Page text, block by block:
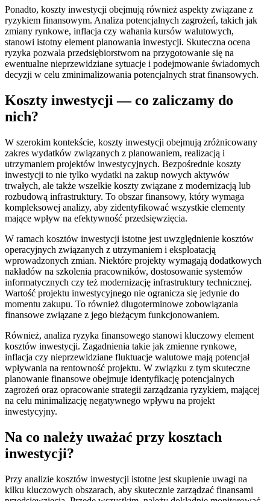
Ponadto, koszty inwestycji obejmują również aspekty związane z
ryzykiem finansowym. Analiza potencjalnych zagrożeń, takich jak
zmiany rynkowe, inflacja czy wahania kursów walutowych,
stanowi istotny element planowania inwestycji. Skuteczna ocena
ryzyka pozwala przedsiębiorstwom na przygotowanie się na
ewentualne nieprzewidziane sytuacje i podejmowanie świadomych
decyzji w celu zminimalizowania potencjalnych strat finansowych.
Koszty inwestycji — co zaliczamy do
nich?
W szerokim kontekście, koszty inwestycji obejmują zróżnicowany
zakres wydatków związanych z planowaniem, realizacją i
utrzymaniem projektów inwestycyjnych. Bezpośrednie koszty
inwestycji to nie tylko wydatki na zakup nowych aktywów
trwałych, ale także wszelkie koszty związane z modernizacją lub
rozbudową infrastruktury. To obszar finansowy, który wymaga
kompleksowej analizy, aby zidentyfikować wszystkie elementy
mające wpływ na efektywność przedsięwzięcia.
W ramach kosztów inwestycji istotne jest uwzględnienie kosztów
operacyjnych związanych z utrzymaniem i eksploatacją
wprowadzonych zmian. Niektóre projekty wymagają dodatkowych
nakładów na szkolenia pracowników, dostosowanie systemów
informatycznych czy też modernizację infrastruktury technicznej.
Wartość projektu inwestycyjnego nie ogranicza się jedynie do
momentu zakupu. To również długoterminowe zobowiązania
finansowe związane z jego bieżącym funkcjonowaniem.
Również, analiza ryzyka finansowego stanowi kluczowy element
kosztów inwestycji. Zagadnienia takie jak zmienne rynkowe,
inflacja czy nieprzewidziane fluktuacje walutowe mają potencjał
wpływania na rentowność projektu. W związku z tym skuteczne
planowanie finansowe obejmuje identyfikację potencjalnych
zagrożeń oraz opracowanie strategii zarządzania ryzykiem, mającej
na celu minimalizację negatywnego wpływu na projekt
inwestycyjny.
Na co należy uważać przy kosztach
inwestycji?
Przy analizie kosztów inwestycji istotne jest skupienie uwagi na
kilku kluczowych obszarach, aby skutecznie zarządzać finansami